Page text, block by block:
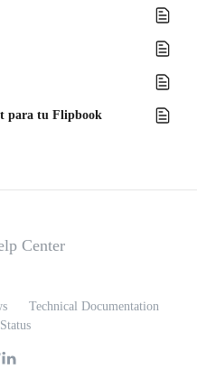
para tu Flipbook
Technical Documentation